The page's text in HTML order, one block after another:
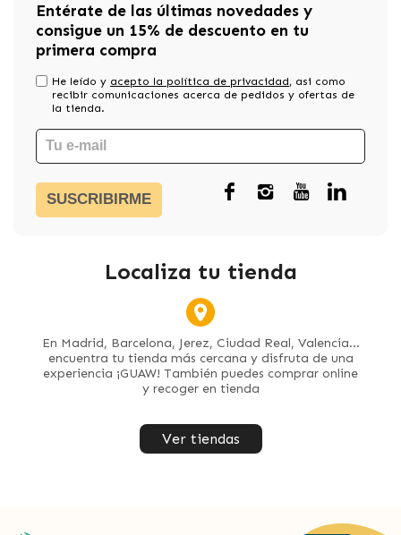
Entérate de las últimas novedades y
consigue un 15% de descuento en tu
primera compra
He leído y acepto la política de privacidad, asi como
recibir comunicaciones acerca de pedidos y ofertas de
la tienda.
SUSCRIBIRME
Localiza tu tienda
En Madrid, Barcelona, Jerez, Ciudad Real, Valencia...
encuentra tu tienda más cercana y disfruta de una
experiencia ¡GUAW! También puedes comprar online
y recoger en tienda
Ver tiendas